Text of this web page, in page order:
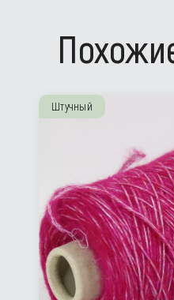
Штучный